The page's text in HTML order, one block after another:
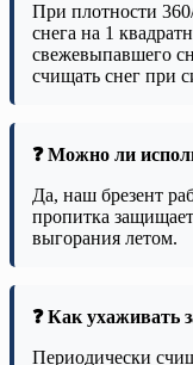
При плотности
снега на 1
свежевыпавшего
счищать снег при
❓ Можно ли
Да, наш брезент
пропитка
выгорания летом.
❓ Как ухаживать
Периодически